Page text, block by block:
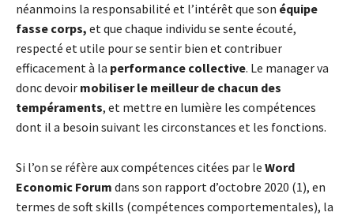
néanmoins la responsabilité et l’intérêt que son équipe
fasse corps, et que chaque individu se sente écouté,
respecté et utile pour se sentir bien et contribuer
efficacement à la performance collective. Le manager va
donc devoir mobiliser le meilleur de chacun des
tempéraments, et mettre en lumière les compétences
dont il a besoin suivant les circonstances et les fonctions.
Si l’on se réfère aux compétences citées par le Word
Economic Forum dans son rapport d’octobre 2020 (1), en
termes de soft skills (compétences comportementales), la